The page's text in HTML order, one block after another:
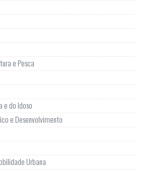
e Pesca
e do Idoso
e Desenvolvimento
Urbana